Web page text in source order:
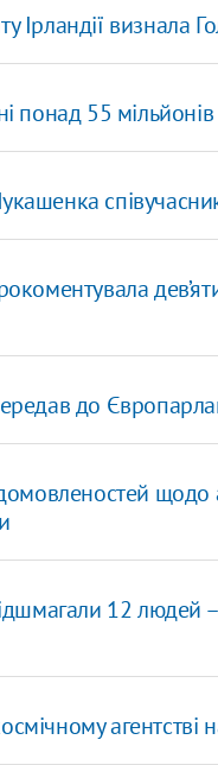
Ірландії визнала
понад 55
до
щодо
12
агентстві